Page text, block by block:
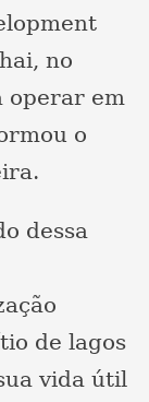
no
operar em
o
dessa
de lagos
vida útil